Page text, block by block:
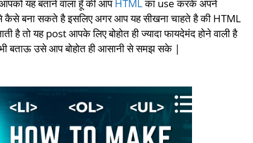
यह बताने वाला हूँ की आपHTMLका use करके अपने
बना सकते है इसलिए अगर आप यह सीखना चाहते है की HTML
तो यह post आपके लिए बोहोत ही ज्यादा फायदेमंद होने वाली है
बताऊ उसे आप बोहोत ही आसानी से समझ सके |